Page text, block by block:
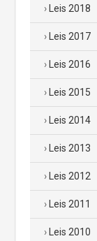
Leis 2018
Leis 2017
Leis 2016
Leis 2015
Leis 2014
Leis 2013
Leis 2012
Leis 2011
Leis 2010